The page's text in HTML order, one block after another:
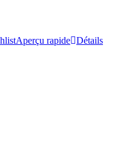
Aperçu rapide Détails